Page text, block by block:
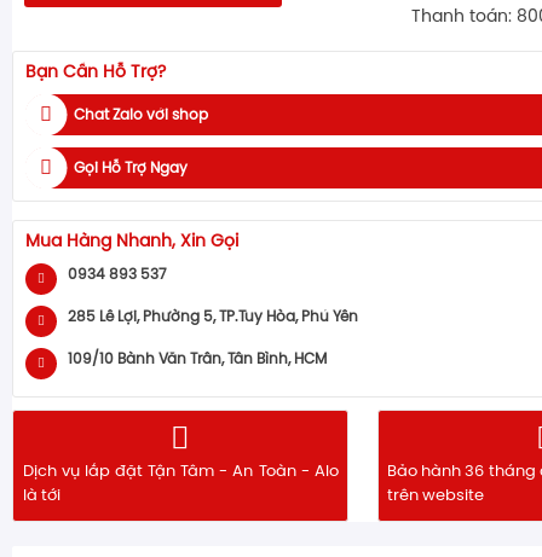
Thanh toán:
Bạn Cần Hỗ Trợ?
Chat Zalo với shop
Gọi Hỗ Trợ Ngay
Mua Hàng Nhanh, Xin Gọi
0934 893 537
285 Lê Lợi, Phường 5, TP.Tuy Hòa, Phú Yên
109/10 Bành Văn Trân, Tân Bình, HCM
Dịch vụ lắp đặt Tận Tâm - An Toàn - Alo
là tới
Bảo hành 36
trên website